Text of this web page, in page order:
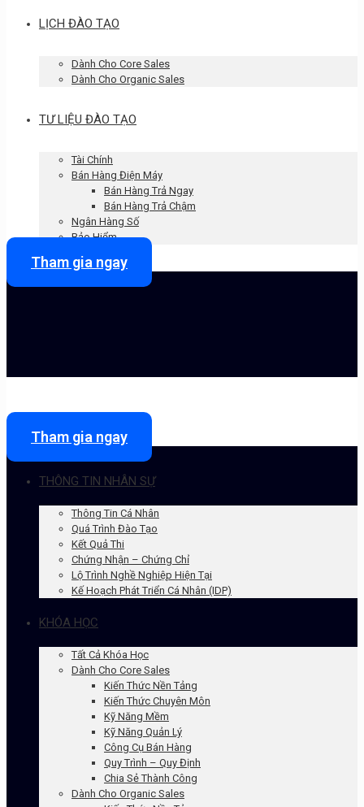
LỊCH ĐÀO TẠO
Dành Cho Core Sales
Dành Cho Organic Sales
TƯ LIỆU ĐÀO TẠO
Tài Chính
Bán Hàng Điện Máy
Bán Hàng Trả Ngay
Bán Hàng Trả Chậm
Ngân Hàng Số
Bảo Hiểm
Tham gia ngay
Tham gia ngay
THÔNG TIN NHÂN SỰ
Thông Tin Cá Nhân
Quá Trình Đào Tạo
Kết Quả Thi
Chứng Nhận – Chứng Chỉ
Lộ Trình Nghề Nghiệp Hiện Tại
Kế Hoạch Phát Triển Cá Nhân (IDP)
KHÓA HỌC
Tất Cả Khóa Học
Dành Cho Core Sales
Kiến Thức Nền Tảng
Kiến Thức Chuyên Môn
Kỹ Năng Mềm
Kỹ Năng Quản Lý
Công Cụ Bán Hàng
Quy Trình – Quy Định
Chia Sẻ Thành Công
Dành Cho Organic Sales